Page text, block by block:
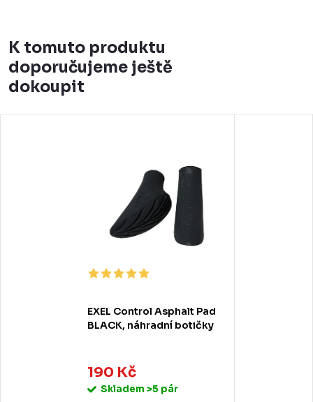
K tomuto produktu
doporučujeme ještě
dokoupit
EXEL Control Asphalt Pad
BLACK, náhradní botičky
190 Kč
Skladem >5 pár